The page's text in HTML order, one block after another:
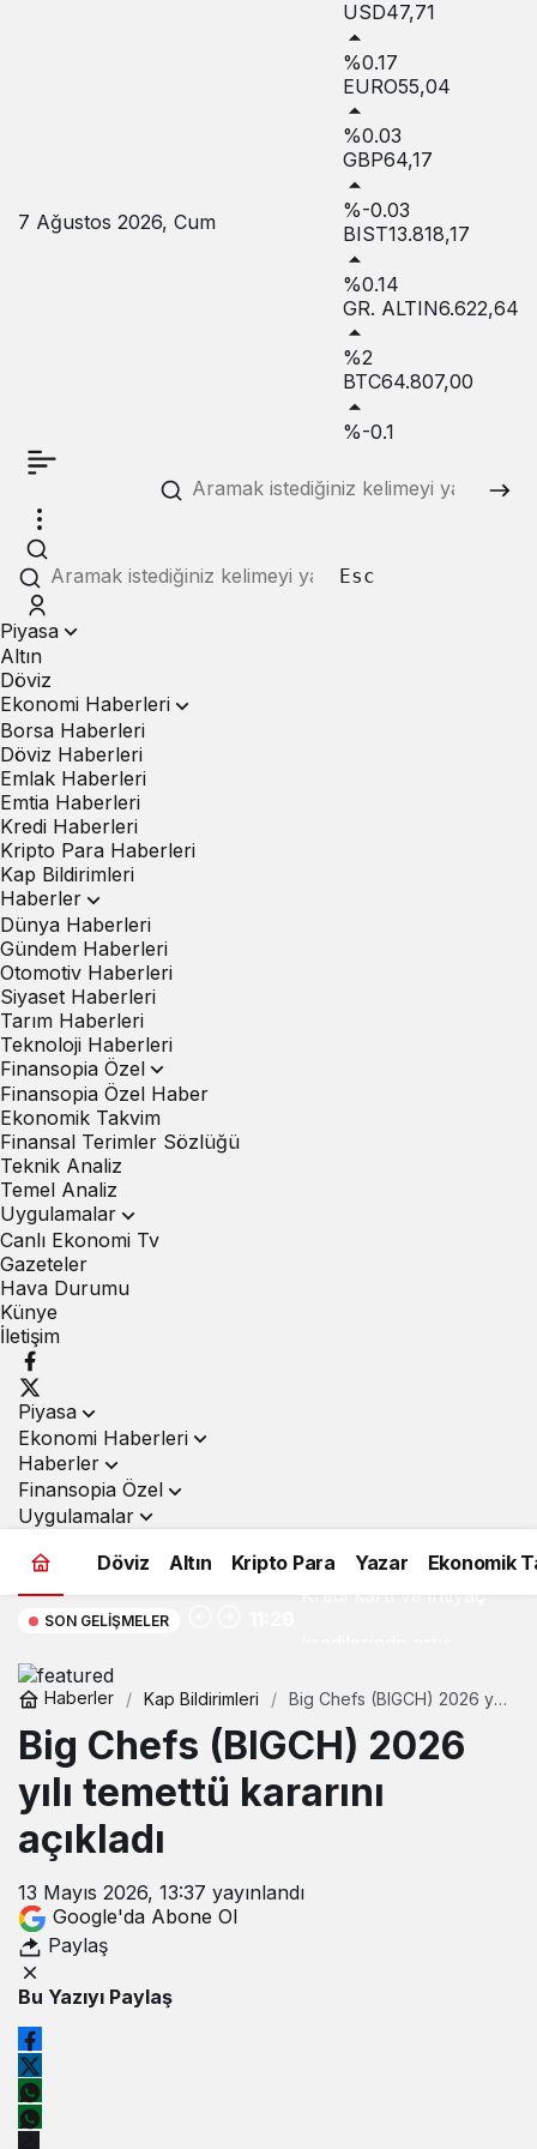
7 Ağustos 2026, Cum
USD47,71
%0.17
EURO55,04
%0.03
GBP64,17
%-0.03
BIST13.818,17
%0.14
GR. ALTIN6.622,64
%2
BTC64.807,00
%-0.1
Esc
Piyasa
Altın
Döviz
Ekonomi Haberleri
Borsa Haberleri
Döviz Haberleri
Emlak Haberleri
Emtia Haberleri
Kredi Haberleri
Kripto Para Haberleri
Kap Bildirimleri
Haberler
Dünya Haberleri
Gündem Haberleri
Otomotiv Haberleri
Siyaset Haberleri
Tarım Haberleri
Teknoloji Haberleri
Finansopia Özel
Finansopia Özel Haber
Ekonomik Takvim
Finansal Terimler Sözlüğü
Teknik Analiz
Temel Analiz
Uygulamalar
Canlı Ekonomi Tv
Gazeteler
Hava Durumu
Künye
İletişim
Piyasa
Ekonomi Haberleri
Haberler
Finansopia Özel
Uygulamalar
Döviz
Altın Kripto Para Yazar Ekonomik
SON GELIŞMELER
Kredi kartı ve ihtiyaç
Haberler Kap Bildirimleri
Big Chefs (BIGCH) 2026 yılı
Big Chefs (BIGCH) 2026
yılı temettü kararını
açıkladı
13 Mayıs 2026, 13:37 yayınlandı
Google'da Abone Ol
Paylaş
Bu Yazıyı Paylaş